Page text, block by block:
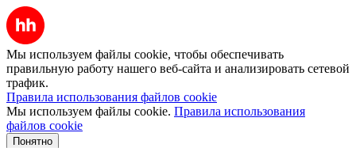
Мы используем файлы cookie, чтобы обеспечивать
правильную работу нашего веб-сайта и анализировать сетевой
трафик.
Правила использования файлов cookie
Мы используем файлы cookie. Правила использования
файлов cookie
Понятно